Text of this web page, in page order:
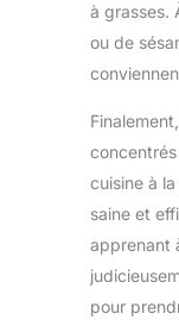
à grasses.
ou de
cuisine à
saine et
apprenant
pour